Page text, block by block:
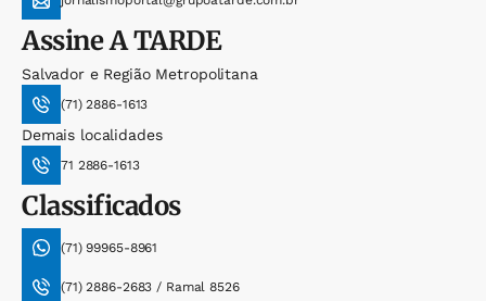
AssineA TARDE
Salvador e Região Metropolitana
(71) 2886-1613
Demais localidades
71 2886-1613
Classificados
(71) 99965-8961
(71) 2886-2683 / Ramal 8526